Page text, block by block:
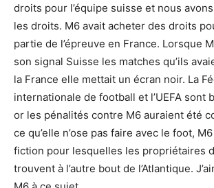
droits pour l’équipe suisse et nous
les droits. M6 avait acheter des droits
partie de l’épreuve en France. Lorsque
son signal Suisse les matches qu’ils
la France elle mettait un écran noir. La
internationale de football et l’UEFA sont
or les pénalités contre M6 auraient été
ce qu’elle n’ose pas faire avec le foot,
fiction pour lesquelles les propriétaires
trouvent à l’autre bout de l’Atlantique.